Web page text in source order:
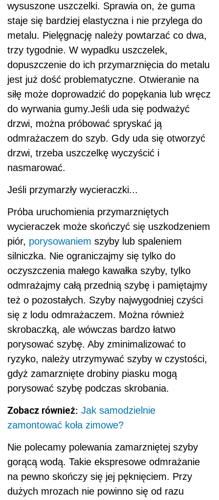
wysuszone uszczelki. Sprawia on, że guma
staje się bardziej elastyczna i nie przylega do
metalu. Pielęgnację należy powtarzać co dwa,
trzy tygodnie. W wypadku uszczelek,
dopuszczenie do ich przymarznięcia do metalu
jest już dość problematyczne. Otwieranie na
siłę może doprowadzić do popękania lub wręcz
do wyrwania gumy.Jeśli uda się podważyć
drzwi, można próbować spryskać ją
odmrażaczem do szyb. Gdy uda się otworzyć
drzwi, trzeba uszczelkę wyczyścić i
nasmarować.
Jeśli przymarzły wycieraczki...
Próba uruchomienia przymarzniętych
wycieraczek może skończyć się uszkodzeniem
piór, porysowaniem szyby lub spaleniem
silniczka. Nie ograniczajmy się tylko do
oczyszczenia małego kawałka szyby, tylko
odmrażajmy całą przednią szybę i pamiętajmy
też o pozostałych. Szyby najwygodniej czyści
się z lodu odmrażaczem. Można również
skrobaczką, ale wówczas bardzo łatwo
porysować szybę. Aby zminimalizować to
ryzyko, należy utrzymywać szyby w czystości,
gdyż zamarznięte drobiny piasku mogą
porysować szybę podczas skrobania.
Zobacz również: Jak samodzielnie
zamontować koła zimowe?
Nie polecamy polewania zamarzniętej szyby
gorącą wodą. Takie ekspresowe odmrażanie
na pewno skończy się jej pęknięciem. Przy
dużych mrozach nie powinno się od razu